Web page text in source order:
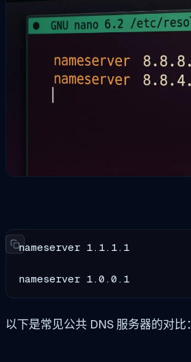
nameserver 1.1.1.1
nameserver 1.0.0.1
以下是常见公共 DNS 服务器的对比：